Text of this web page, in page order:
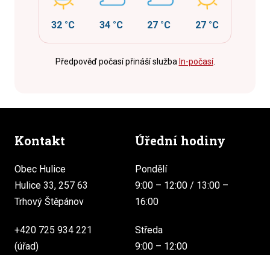
32 °C 34 °C 27 °C 27 °C
Předpověď počasí přináší služba In-počasí.
Kontakt
Obec Hulice
Hulice 33, 257 63
Trhový Štěpánov
+420 725 934 221
(úřad)
Úřední hodiny
Pondělí
9:00 – 12:00 / 13:00 –
16:00
Středa
9:00 – 12:00